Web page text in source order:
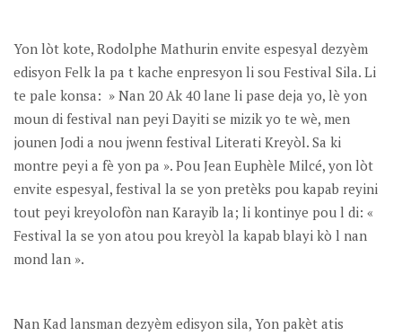
Yon lòt kote, Rodolphe Mathurin envite espesyal dezyèm
edisyon Felk la pa t kache enpresyon li sou Festival Sila. Li
te pale konsa: » Nan 20 Ak 40 lane li pase deja yo, lè yon
moun di festival nan peyi Dayiti se mizik yo te wè, men
jounen Jodi a nou jwenn festival Literati Kreyòl. Sa ki
montre peyi a fè yon pa ». Pou Jean Euphèle Milcé, yon lòt
envite espesyal, festival la se yon pretèks pou kapab reyini
tout peyi kreyolofòn nan Karayib la; li kontinye pou l di: «
Festival la se yon atou pou kreyòl la kapab blayi kò l nan
mond lan ».
Nan Kad lansman dezyèm edisyon sila, Yon pakèt atis